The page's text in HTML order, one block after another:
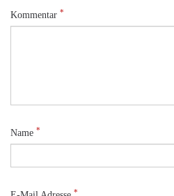
Kommentar *
Name *
*